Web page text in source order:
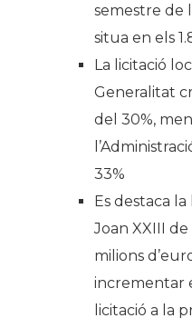
semestre de
situa en els
La licitació
Generalitat
del 30%,
33%
Es destaca la
Joan XXIII
milions
incrementar
licitació a la